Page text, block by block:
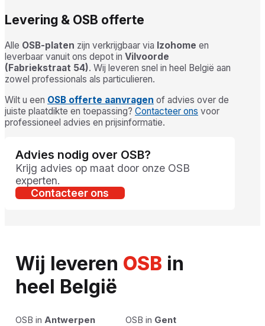
Levering & OSB offerte
Alle OSB-platen zijn verkrijgbaar via Izohome en
leverbaar vanuit ons depot in Vilvoorde
(Fabriekstraat 54). Wij leveren snel in heel België aan
zowel professionals als particulieren.
Wilt u een OSB offerte aanvragen of advies over de
juiste plaatdikte en toepassing? Contacteer ons voor
professioneel advies en prijsinformatie.
Advies nodig over OSB?
Krijg advies op maat door onze OSB
experten.
Contacteer ons
Wij leveren OSB in
heel België
OSB in Antwerpen OSB in Gent